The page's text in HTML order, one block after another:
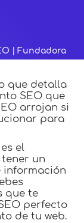
| Fundadora
que detalla
SEO que
arrojan si
para
el
un
información
que te
perfecto
de tu web.